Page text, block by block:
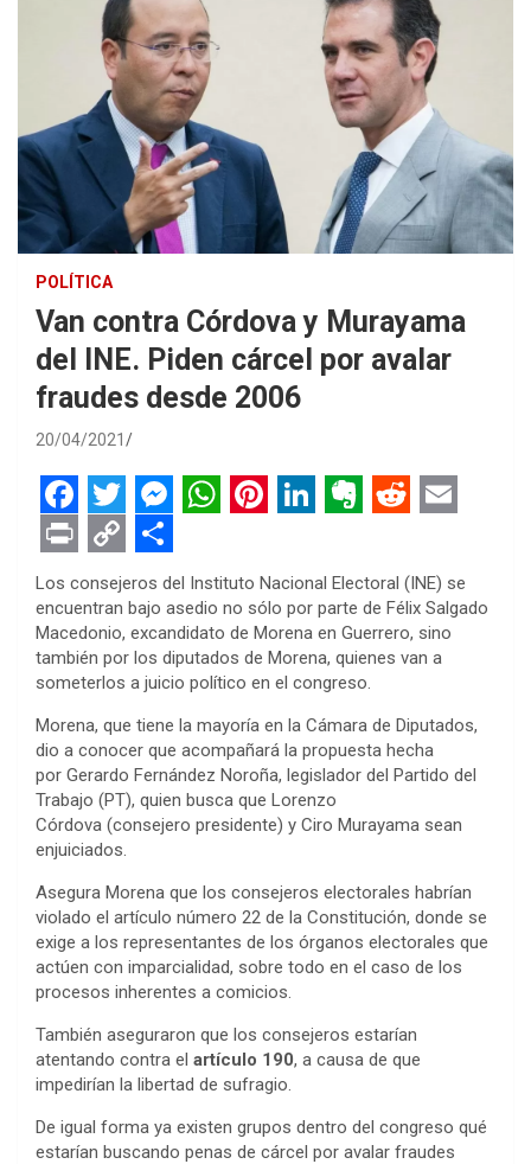
POLÍTICA
Van contra Córdova y Murayama
del INE. Piden cárcel por avalar
fraudes desde 2006
20/04/2021
F
a
c
e
b
o
o
k
T
w
i
t
t
e
r
M
e
s
s
e
n
g
e
r
h
a
t
s
A
p
p
i
n
t
e
r
e
s
t
i
n
k
e
d
I
n
v
e
r
n
o
t
e
e
d
d
t
m
a
i
P
r
i
n
t
C
o
p
y
L
i
n
k
S
h
a
r
e
Los consejeros del Instituto Nacional Electoral (INE) se
encuentran bajo asedio no sólo por parte de Félix Salgado
Macedonio, excandidato de Morena en Guerrero, sino
también por los diputados de Morena, quienes van a
someterlos a juicio político en el congreso.
Morena, que tiene la mayoría en la Cámara de Diputados,
dio a conocer que acompañará la propuesta hecha
por Gerardo Fernández Noroña, legislador del Partido del
Trabajo (PT), quien busca que Lorenzo
Córdova (consejero presidente) y Ciro Murayama sean
enjuiciados.
Asegura Morena que los consejeros electorales habrían
violado el artículo número 22 de la Constitución, donde se
exige a los representantes de los órganos electorales que
actúen con imparcialidad, sobre todo en el caso de los
procesos inherentes a comicios.
También aseguraron que los consejeros estarían
atentando contra el artículo 190, a causa de que
impedirían la libertad de sufragio.
De igual forma ya existen grupos dentro del congreso qué
estarían buscando penas de cárcel por avalar fraudes